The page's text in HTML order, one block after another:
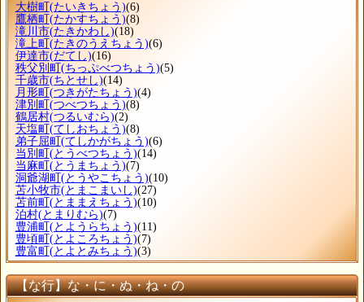
大樹町 (たいきちょう)(6)
鷹栖町 (たかすちょう)(8)
滝川市(たきかわし)(18)
滝上町 (たきのうえちょう)(6)
伊達市(だてし)(16)
秩父別町 (ちっぷべつちょう)(5)
千歳市(ちとせし)(14)
月形町 (つきがたちょう)(4)
津別町 (つべつちょう)(8)
鶴居村(つるいむら)(2)
天塩町 (てしおちょう)(8)
弟子屈町 (てしかがちょう)(6)
当別町 (とうべつちょう)(14)
当麻町 (とうまちょう)(7)
洞爺湖町 (とうやこちょう)(10)
苫小牧市(とまこまいし)(27)
苫前町 (とままえちょう)(10)
泊村(とまりむら)(7)
豊浦町 (とようらちょう)(11)
豊頃町 (とよころちょう)(7)
豊富町 (とよとみちょう)(3)
【な行】な・に・ぬ・ね・の